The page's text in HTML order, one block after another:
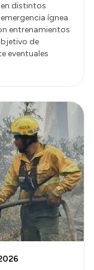
distintos
ígnea
entrenamientos
de
eventuales